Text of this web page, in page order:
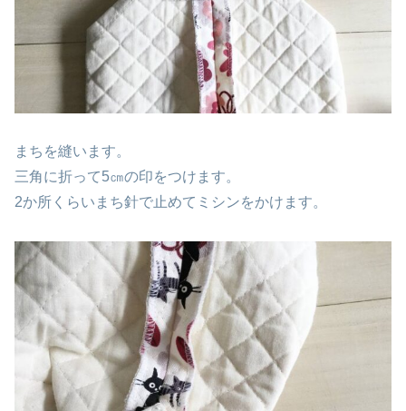
まちを縫います。
三角に折って5㎝の印をつけます。
2か所くらいまち針で止めてミシンをかけます。